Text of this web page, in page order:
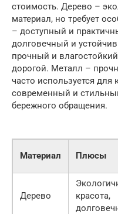
стоимость. Дерево –
материал, но требует
– доступный и
долговечный и
прочный и
дорогой. Металл –
часто используется для
современный и
бережного обращения.
Материал Плюсы
Дерево
красота,